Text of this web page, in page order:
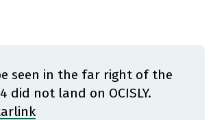
seen in the far right of the
did not land on OCISLY.